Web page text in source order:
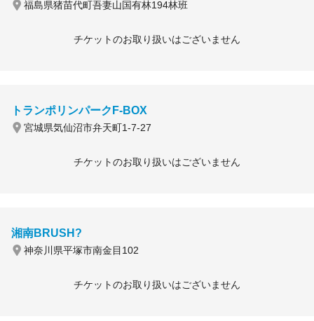
福島県猪苗代町吾妻山国有林194林班
チケットのお取り扱いはございません
トランポリンパークF-BOX
宮城県気仙沼市弁天町1-7-27
チケットのお取り扱いはございません
湘南BRUSH?
神奈川県平塚市南金目102
チケットのお取り扱いはございません